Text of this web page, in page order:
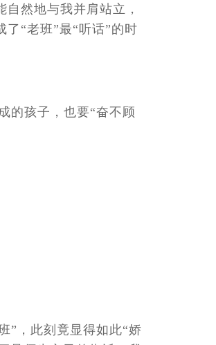
然地与我并肩站立，
“老班”最“听话”的时
的孩子，也要“奋不顾
”，此刻竟显得如此“娇